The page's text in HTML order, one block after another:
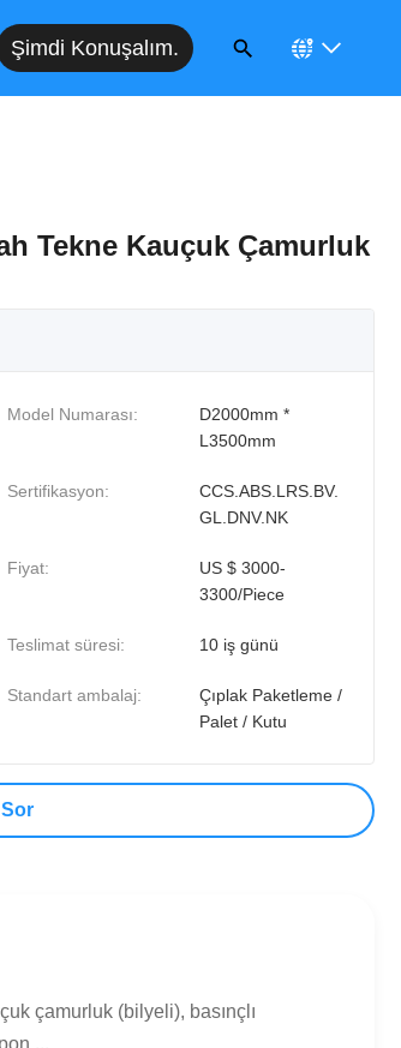
Şimdi Konuşalım.
Tekne Kauçuk Çamurluk
Model Numarası:
D2000mm *
L3500mm
Sertifikasyon:
CCS.ABS.LRS.BV.
GL.DNV.NK
Fiyat:
US $ 3000-
3300/Piece
Teslimat süresi: 10 iş günü
Standart ambalaj:
Çıplak Paketleme /
Palet / Kutu
çamurluk (bilyeli), basınçlı
...